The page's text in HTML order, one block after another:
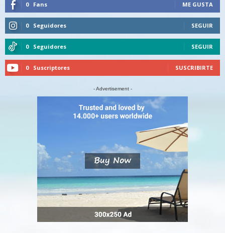
0 Fans ME GUSTA
0 Seguidores SEGUIR
0 Seguidores SEGUIR
0 Suscriptores SUSCRIBIRTE
- Advertisement -